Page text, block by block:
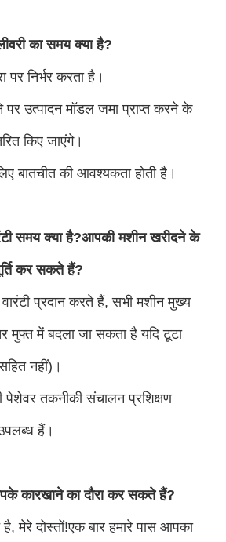
का समय क्या है?
पर निर्भर करता है।
उत्पादन मॉडल जमा प्राप्त करने के
किए जाएंगे।
बातचीत की आवश्यकता होती है।
समय क्या है?आपकी मशीन खरीदने के
कर सकते हैं?
प्रदान करते हैं, सभी मशीन मुख्य
मुफ्त में बदला जा सकता है यदि टूटा
नहीं)।
पेशेवर तकनीकी संचालन प्रशिक्षण
हैं।
कारखाने का दौरा कर सकते हैं?
है, मेरे दोस्तों!एक बार हमारे पास आपका